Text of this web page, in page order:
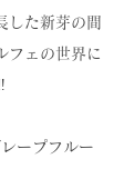
した新芽の間
フェの世界に
ープフルー